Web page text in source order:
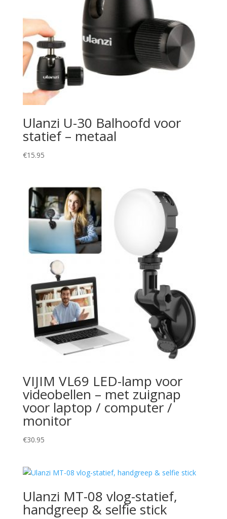
Ulanzi U-30 Balhoofd voor
statief – metaal
€15.95
VIJIM VL69 LED-lamp voor
videobellen – met zuignap
voor laptop / computer /
monitor
€30.95
Ulanzi MT-08 vlog-statief,
handgreep & selfie stick